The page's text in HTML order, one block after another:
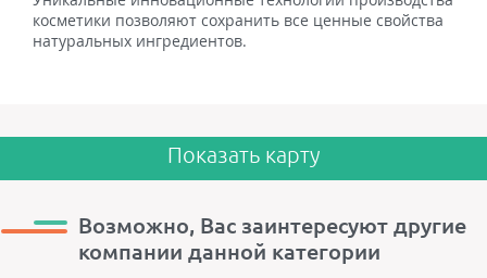
косметики позволяют сохранить все ценные свойства
натуральных ингредиентов.
Показать карту
Возможно, Вас заинтересуют другие
компании данной категории